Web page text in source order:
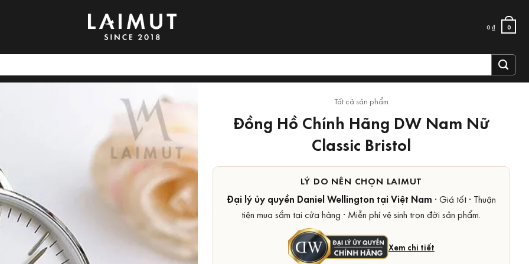
0₫ 0
Tất cả sản phẩm
Đồng Hồ Chính Hãng DW Nam Nữ
Classic Bristol
LÝ DO NÊN CHỌN LAIMUT
Đại lý ủy quyền Daniel Wellington tại Việt Nam · Giá tốt · Thuận
tiện mua sắm tại cửa hàng · Miễn phí vệ sinh trọn đời sản phẩm.
Xem chi tiết